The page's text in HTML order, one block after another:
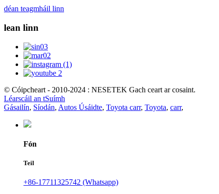
déan teagmháil linn
lean linn
© Cóipcheart - 2010-2024 : NESETEK Gach ceart ar cosaint.
Léarscáil an tSuímh
Gásailín, Síodán, Autos Úsáidte, Toyota carr, Toyota, carr,
Fón
Teil
+86-17711325742 (Whatsapp)